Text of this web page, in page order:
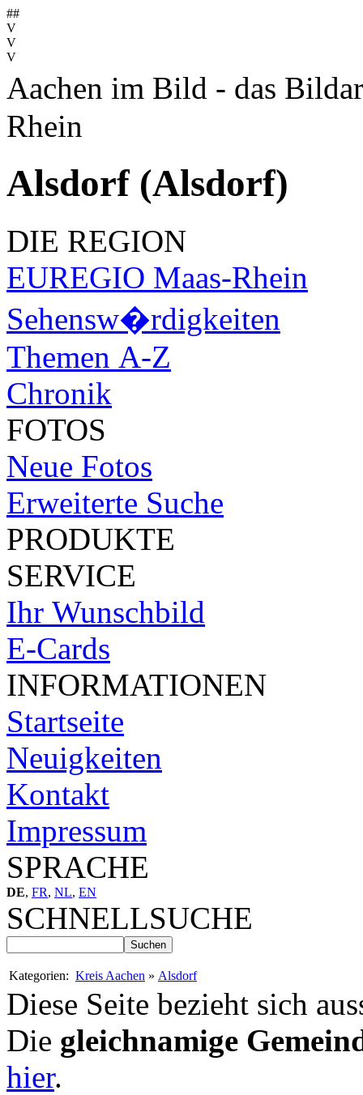
##
V
V
V
Aachen im Bild - das
Rhein
Alsdorf (Alsdorf)
DIE REGION
EUREGIO Maas-Rhein
Sehensw�rdigkeiten
Themen A-Z
Chronik
FOTOS
Neue Fotos
Erweiterte Suche
PRODUKTE
SERVICE
Ihr Wunschbild
E-Cards
INFORMATIONEN
Startseite
Neuigkeiten
Kontakt
Impressum
SPRACHE
DE, FR, NL, EN
SCHNELLSUCHE
Kategorien: Kreis Aachen » Alsdorf
Diese Seite bezieht sich
Die gleichnamige
hier.